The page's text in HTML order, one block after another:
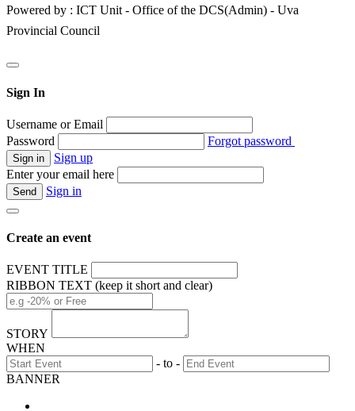
Powered by : ICT Unit - Office of the DCS(Admin) - Uva
Provincial Council
Sign In
Username or Email
Password
Forgot password
Sign up
Enter your email here
Sign in
Create an event
EVENT TITLE
RIBBON TEXT (keep it short and clear)
STORY
WHEN
- to -
BANNER